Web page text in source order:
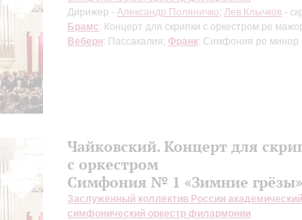
Дирижер - Александр Поляничко; Лев Клычков -
Брамс: Концерт для скрипки с оркестром ре
Веберн: Пассакалия; Франк: Симфония ре минор
Чайковский. Концерт для
с оркестром
Симфония № 1 «Зимние грёзы»
Заслуженный коллектив России академический
симфонический оркестр филармонии